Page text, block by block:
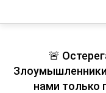
🚨
нами только